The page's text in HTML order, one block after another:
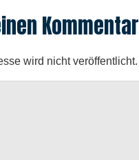
Kommentar
wird nicht veröffentlicht.